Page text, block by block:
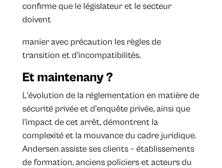
confirme que le législateur et le secteur
doivent
manier avec précaution les règles de
transition et d’incompatibilités.
Et maintenany ?
L’évolution de la réglementation en matière de
sécurité privée et d’enquête privée, ainsi que
l’impact de cet arrêt, démontrent la
complexité et la mouvance du cadre juridique.
Andersen assiste ses clients – établissements
de formation, anciens policiers et acteurs du